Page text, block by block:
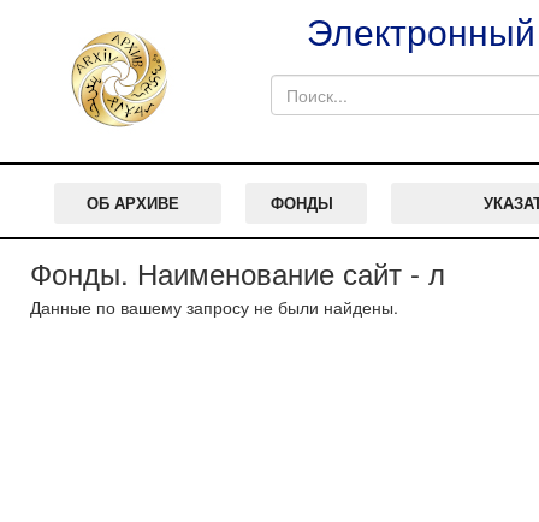
ОБ АРХИВЕ ФОНДЫ
Фонды. Наименование сайт - л
Данные по вашему запросу не были найдены.